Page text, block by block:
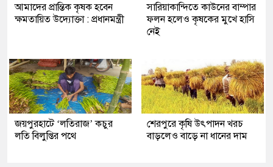
আমাদের প্রান্তিক কৃষক হবেন
ক্ষমতায়িত উদ্যোক্তা : প্রধানমন্ত্রী
সারিয়াকান্দিতে কাউনের বাম্পার
ফলন হলেও কৃষকের মুখে হাসি
নেই
জয়পুরহাটে ‘লতিরাজ’ কচুর
লতি বিলুপ্তির পথে
শেরপুরে কৃষি উৎপাদন খরচ
বাড়লেও বাড়ে না ধানের দাম